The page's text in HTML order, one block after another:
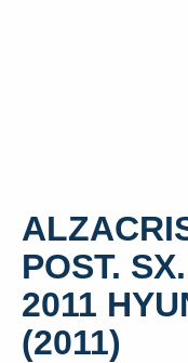
POST.
2011
(2011)